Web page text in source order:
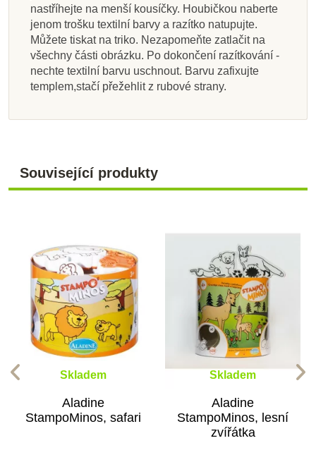
nastříhejte na menší kousíčky. Houbičkou naberte
jenom trošku textilní barvy a razítko natupujte.
Můžete tiskat na triko. Nezapomeňte zatlačit na
všechny části obrázku. Po dokončení razítkování -
nechte textilní barvu uschnout. Barvu zafixujte
templem,stačí přežehlit z rubové strany.
Související produkty
Skladem
Aladine
StampoMinos, safari
Skladem
Aladine
StampoMinos, lesní
zvířátka